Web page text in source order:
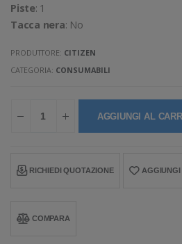
Piste: 1
Tacca nera: No
PRODUTTORE: CITIZEN
CATEGORIA: CONSUMABILI
AGGIUNGI AL
RICHIEDI QUOTAZIONE AGGIUNGI
COMPARA